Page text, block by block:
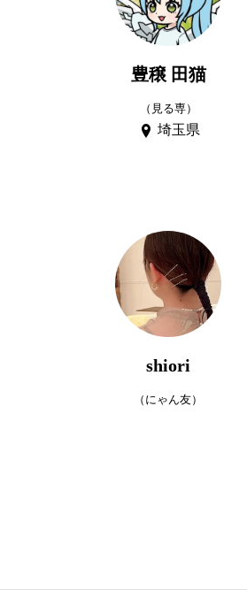
豊穣 田猫
（見る専）
埼玉県
shiori
（にゃん友）